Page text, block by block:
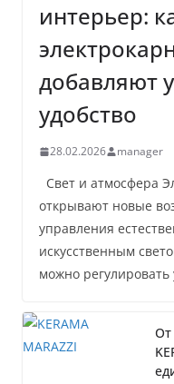
интерьер:
добавляют
удобство
28.02.2026 manager
Свет и атмосфера
открывают новые
управления
искусственным
можно регулировать
От